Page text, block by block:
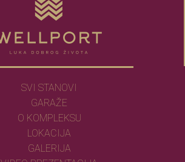
SVI STANOVI
GARAŽE
O KOMPLEKSU
LOKACIJA
GALERIJA